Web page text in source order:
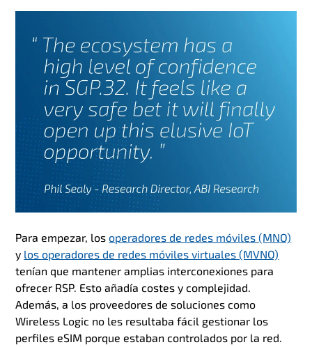
Para empezar, losoperadores de redes móviles (MNO)
y los operadores de redes móviles virtuales (MVNO)
tenían que mantener amplias interconexiones para
ofrecer RSP. Esto añadía costes y complejidad.
Además, a los proveedores de soluciones como
Wireless Logic no les resultaba fácil gestionar los
perfiles eSIM porque estaban controlados por la red.